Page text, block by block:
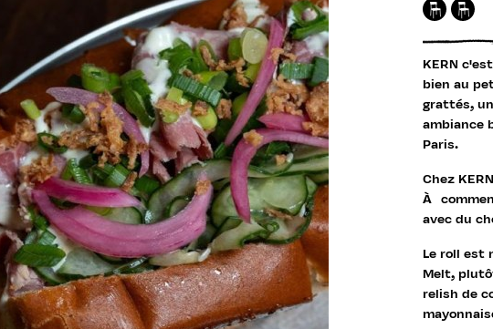
KERN
bien au
grattés,
ambiance
Paris.
Chez
À
avec du
Le roll est
Melt,
relish de